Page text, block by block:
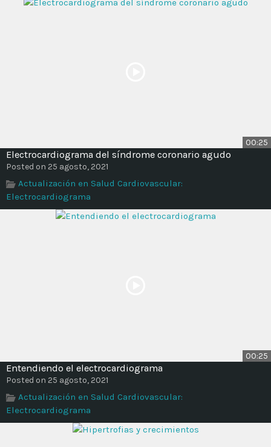
00:25
Electrocardiograma del síndrome coronario agudo
Posted on 25 agosto, 2021
Actualización en Salud Cardiovascular:
Electrocardiograma
00:25
Entendiendo el electrocardiograma
Posted on 25 agosto, 2021
Actualización en Salud Cardiovascular:
Electrocardiograma